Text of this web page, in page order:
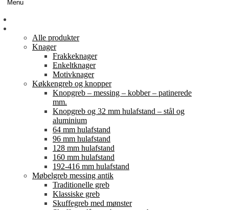
Menu
Alle produkter
Knager
Frakkeknager
Enkeltknager
Motivknager
Køkkengreb og knopper
Knopgreb – messing – kobber – patinerede
mm.
Knopgreb og 32 mm hulafstand – stål og
aluminium
64 mm hulafstand
96 mm hulafstand
128 mm hulafstand
160 mm hulafstand
192-416 mm hulafstand
Møbelgreb messing antik
Traditionelle greb
Klassiske greb
Skuffegreb med mønster